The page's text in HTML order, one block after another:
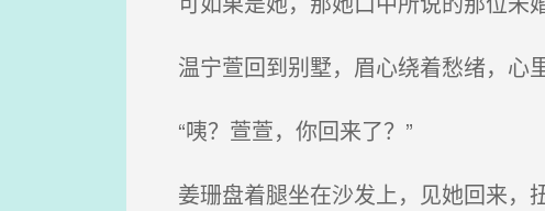
温宁萱回到别墅，眉心绕着愁绪，心
“咦？萱萱，你回来了？”
姜珊盘着腿坐在沙发上，见她回来，